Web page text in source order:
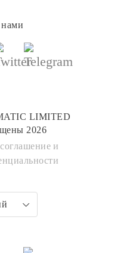
LIMITED
2026
и